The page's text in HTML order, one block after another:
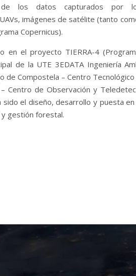
los datos capturados por
imágenes de satélite (tanto
Copernicus).
en el proyecto TIERRA-4
de la UTE 3EDATA Ingeniería
de Compostela – Centro
Centro de Observación y
sido el diseño, desarrollo y puesta
gestión forestal.